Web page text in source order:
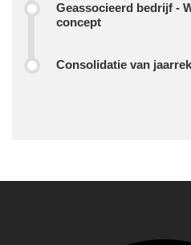
Geassocieerd bedrijf -
concept
Consolidatie van